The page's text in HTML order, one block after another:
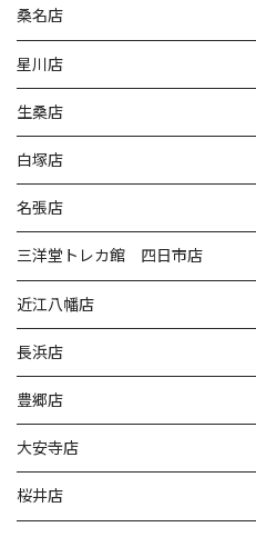
桑名店
星川店
生桑店
白塚店
名張店
三洋堂トレカ館 四日市店
近江八幡店
長浜店
豊郷店
大安寺店
桜井店